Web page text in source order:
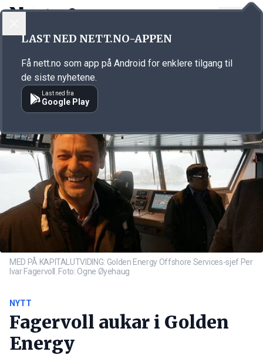
Annonsørinnhold
MED PÅ KAPITALUTVIDING: Golden Energy Offshore Services-sjef Per
Ivar Fagervoll. Foto: Ogne Øyehaug
NYTT
Fagervoll aukar i Golden
Energy
LAST NED NETT.NO-APPEN
Få nett.no som app på Android for enklere tilgang til
de siste nyhetene.
Last ned fra
Google Play